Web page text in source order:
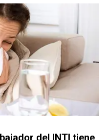
del INTI tiene